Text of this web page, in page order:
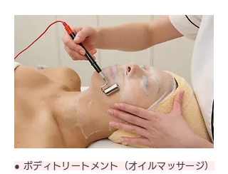
● ボディトリートメント（オイルマッサージ）